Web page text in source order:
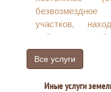
участков,
собственности,
Все услуги
Иные услуги